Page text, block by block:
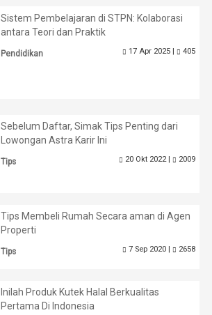
Sistem Pembelajaran di STPN: Kolaborasi
antara Teori dan Praktik
Pendidikan 17 Apr 2025 | 405
Sebelum Daftar, Simak Tips Penting dari
Lowongan Astra Karir Ini
Tips 20 Okt 2022 | 2009
Tips Membeli Rumah Secara aman di Agen
Properti
Tips 7 Sep 2020 | 2658
Inilah Produk Kutek Halal Berkualitas
Pertama Di Indonesia